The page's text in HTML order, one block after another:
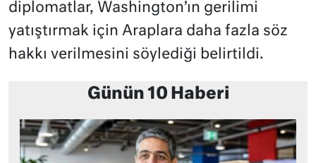
diplomatlar, Washington’ın gerilimi
yatıştırmak için Araplara daha fazla söz
hakkı verilmesini söylediği belirtildi.
Günün 10 Haberi